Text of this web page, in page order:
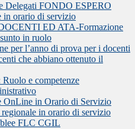
Delegati FONDO ESPERO
in orario di servizio
ED ATA-Formazione
in ruolo
per l’anno di prova per i docenti
che abbiano ottenuto il
e competenze
OnLine in Orario di Servizio
regionale in orario di servizio
FLC CGIL